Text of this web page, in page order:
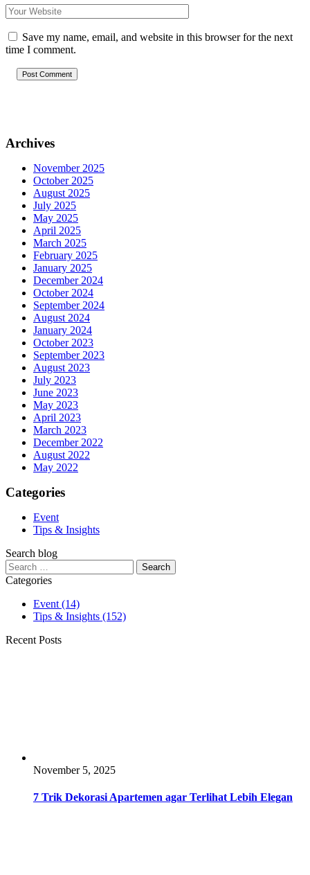
Save my name, email, and website in this browser for the next
time I comment.
Post Comment
Archives
November 2025
October 2025
August 2025
July 2025
May 2025
April 2025
March 2025
February 2025
January 2025
December 2024
October 2024
September 2024
August 2024
January 2024
October 2023
September 2023
August 2023
July 2023
June 2023
May 2023
April 2023
March 2023
December 2022
August 2022
May 2022
Categories
Event
Tips & Insights
Search blog
Search
for:
Categories
Event (14)
Tips & Insights (152)
Recent Posts
November 5, 2025
7 Trik Dekorasi Apartemen agar Terlihat Lebih Elegan